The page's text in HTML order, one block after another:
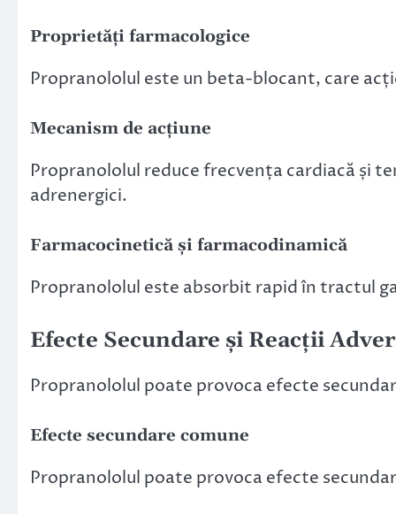
Proprietăți farmacologice
Propranololul este un beta-blocant, care
Mecanism de acțiune
Propranololul reduce frecvența cardiacă și
adrenergici.
Farmacocinetică și farmacodinamică
Propranololul este absorbit rapid în tractul
Efecte Secundare și Reacții
Propranololul poate provoca efecte
Efecte secundare comune
Propranololul poate provoca efecte